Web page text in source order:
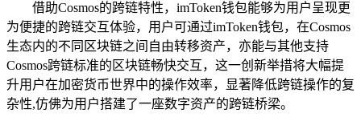
借助Cosmos的跨链特性，imToken钱包能够为用户呈现更
为便捷的跨链交互体验，用户可通过imToken钱包，在Cosmos
生态内的不同区块链之间自由转移资产，亦能与其他支持
Cosmos跨链标准的区块链畅快交互，这一创新举措将大幅提
升用户在加密货币世界中的操作效率，显著降低跨链操作的复
杂性,仿佛为用户搭建了一座数字资产的跨链桥梁。